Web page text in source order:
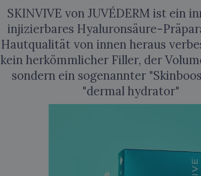
SKINVIVE von JUVÉDERM ist ein
injizierbares Hyaluronsäure-
Hautqualität von innen heraus
kein herkömmlicher Filler, der
sondern ein sogenannter
"dermal hydrator"